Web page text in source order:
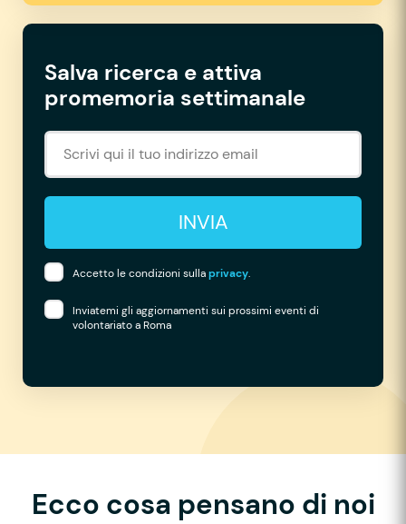
Salva ricerca e attiva
promemoria settimanale
INVIA
Accetto le condizioni sullaprivacy.
Inviatemi gli aggiornamenti sui prossimi eventi di
volontariato a Roma
Ecco cosa pensano di noi